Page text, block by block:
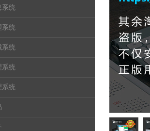
系统
系统
系统
系统
系统